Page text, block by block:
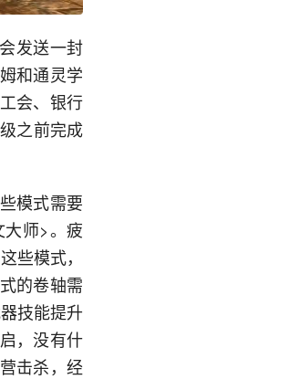
发送一封
和通灵学
会、银行
之前完成
模式需要
师>。疲
些模式，
的卷轴需
技能提升
，没有什
击杀，经